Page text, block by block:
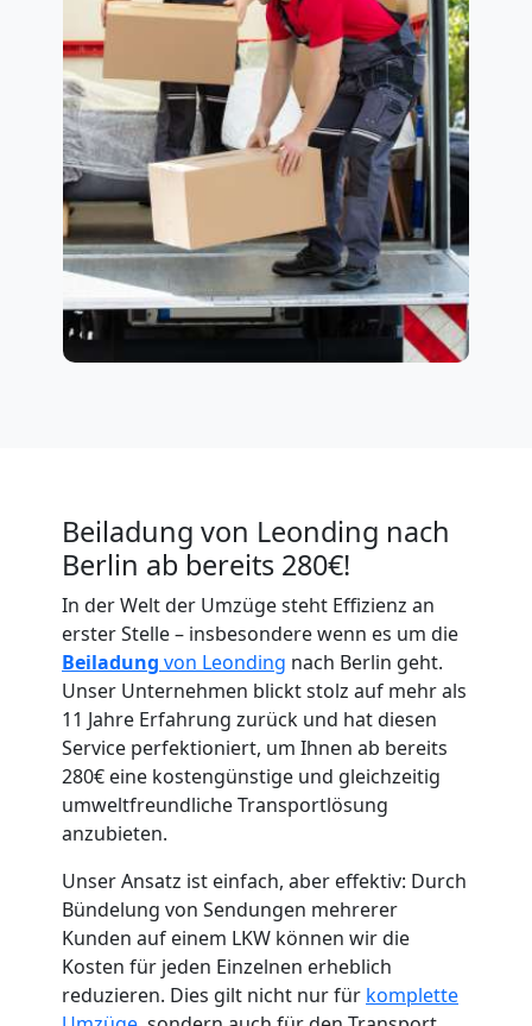
Beiladung von Leonding nach
Berlin ab bereits 280€!
In der Welt der Umzüge steht Effizienz an
erster Stelle – insbesondere wenn es um die
Beiladung von Leonding nach Berlin geht.
Unser Unternehmen blickt stolz auf mehr als
11 Jahre Erfahrung zurück und hat diesen
Service perfektioniert, um Ihnen ab bereits
280€ eine kostengünstige und gleichzeitig
umweltfreundliche Transportlösung
anzubieten.
Unser Ansatz ist einfach, aber effektiv: Durch
Bündelung von Sendungen mehrerer
Kunden auf einem LKW können wir die
Kosten für jeden Einzelnen erheblich
reduzieren. Dies gilt nicht nur für komplette
Umzugshelfer
Leonding
Möbeltaxi
Leonding
Kleintransport
Leonding